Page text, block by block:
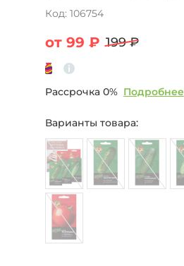
Код: 106754
от 99 ₽ 199 ₽
Рассрочка 0% Подробнее
Варианты товара: